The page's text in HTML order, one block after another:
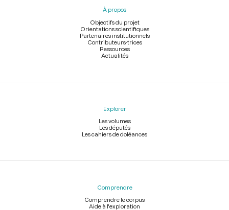
À propos
Objectifs du projet
Orientations scientifiques
Partenaires institutionnels
Contributeurs-trices
Ressources
Actualités
Explorer
Les volumes
Les députés
Les cahiers de doléances
Comprendre
Comprendre le corpus
Aide à l'exploration